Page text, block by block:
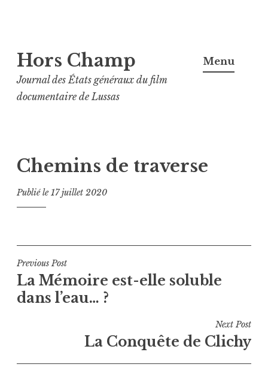
au
contenu
principal
Hors Champ
Journal des États généraux du film
documentaire de Lussas
Menu
Chemins de traverse
Publié le17 juillet 2020
Navigation
de
l’article
Previous Post
La Mémoire est-elle soluble
dans l’eau… ?
Next Post
La Conquête de Clichy